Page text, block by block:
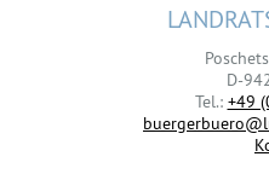
D-
Tel.: +49